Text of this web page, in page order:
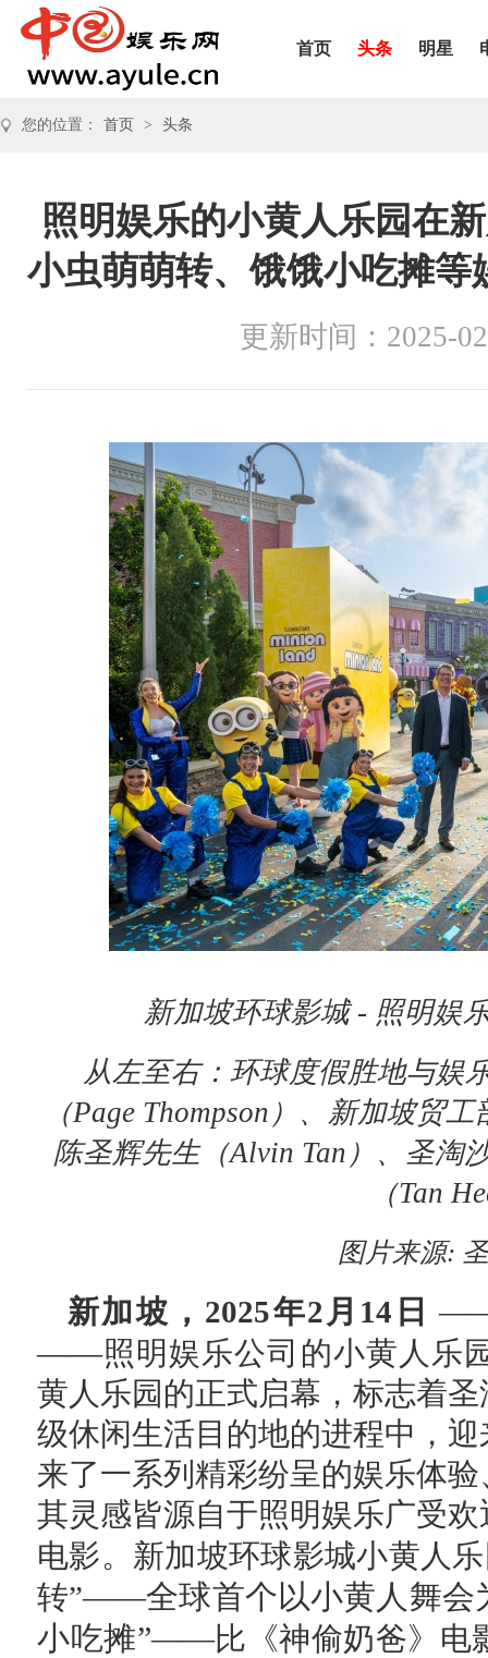
首页 头条 明星
您的位置： 首页 > 头条
照明娱乐的小黄人乐园在
小虫萌萌转、饿饿小吃摊
更新时间：2025-
新加坡环球影城 - 照明娱
从左至右：环球度假胜地与娱
（Page Thompson）、新加坡贸
陈圣辉先生（Alvin Tan ） 、圣淘
（Tan
图片来源:
新加坡 ， 2025年2 月 14 日 ——
——照明娱乐公司的小黄人乐
黄人乐园的正式启幕，标志着
级休闲生活目的地的进程中，
来了一系列精彩纷呈的娱乐体
其灵感皆源自于照明娱乐广受
电影。新加坡环球影城小黄人
转”——全球首个以小黄人舞
小吃摊”——比《神偷奶爸》电